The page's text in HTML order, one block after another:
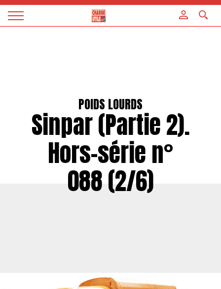
Magazine
POIDS LOURDS
Sinpar (Partie 2).
Hors-série n°
088 (2/6)
Panneau de gestion des cookies